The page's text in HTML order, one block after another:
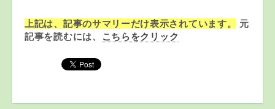
上記は、記事のサマリーだけ表示されています。
元
記事を読むには、 こちらをクリック